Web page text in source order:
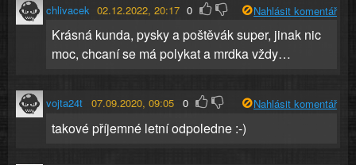
chlivacek 02.12.2022, 20:17 0 Nahlásit komentář
Krásná kunda, pysky a poštěvák super, jinak nic
moc, chcaní se má polykat a mrdka vždy…
vojta24t 07.09.2020, 09:05 0 Nahlásit komentář
takové příjemné letní odpoledne :-)